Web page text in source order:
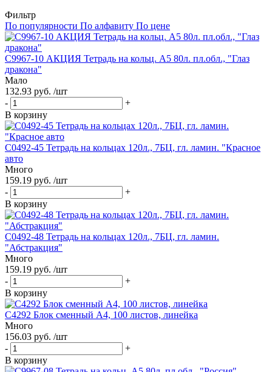
Фильтр
По популярности По алфавиту По цене
С9967-10 АКЦИЯ Тетрадь на кольц. А5 80л. пл.обл., "Глаз
дракона"
Мало
132.93 руб. /шт
-
+
В корзину
С0492-45 Тетрадь на кольцах 120л., 7БЦ, гл. ламин. "Красное
авто
Много
159.19 руб. /шт
-
+
В корзину
С0492-48 Тетрадь на кольцах 120л., 7БЦ, гл. ламин.
"Абстракция"
Много
159.19 руб. /шт
-
+
В корзину
С4292 Блок сменный А4, 100 листов, линейка
Много
156.03 руб. /шт
-
+
В корзину